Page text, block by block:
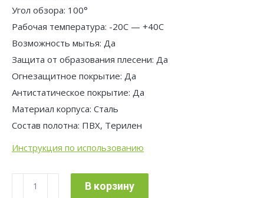
Угол обзора: 100°
Рабочая температура: -20С — +40С
Возможность мытья: Да
Защита от образования плесени: Да
Огнезащитное покрытие: Да
Антистатическое покрытие: Да
Материал корпуса: Сталь
Состав полотна: ПВХ, Терилен
Инструкция по использованию
Количество
В корзину